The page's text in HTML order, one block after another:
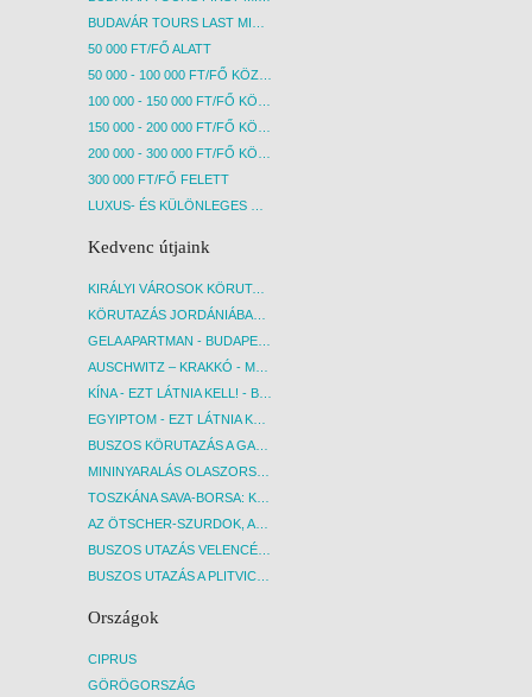
BUDAVÁR TOURS LAST MINUTE AKCIÓS UTAK
50 000 FT/FŐ ALATT
50 000 - 100 000 FT/FŐ KÖZÖTT
100 000 - 150 000 FT/FŐ KÖZÖTT
150 000 - 200 000 FT/FŐ KÖZÖTT
200 000 - 300 000 FT/FŐ KÖZÖTT
300 000 FT/FŐ FELETT
LUXUS- ÉS KÜLÖNLEGES UTAK
Kedvenc útjaink
KIRÁLYI VÁROSOK KÖRUTAZÁS KÖZVETLEN REPÜLŐJÁRATTAL - BUDAPEST, REPÜLŐ
KÖRUTAZÁS JORDÁNIÁBAN, HOLT-TENGERI PIHENÉSSEL - BUDAPEST, REPÜLŐ
GELA APARTMAN - BUDAPEST, REPÜLŐ
AUSCHWITZ – KRAKKÓ - MEGRÁZÓ IDŐUTAZÁS! - BUDAPEST, BUSZ
KÍNA - EZT LÁTNIA KELL! - BUDAPEST, REPÜLŐ
EGYIPTOM - EZT LÁTNIA KELL! - BUDAPEST, REPÜLŐ
BUSZOS KÖRUTAZÁS A GARDA-TÓ KÖRNYÉKÉN - BUDAPEST, BUSZ
MININYARALÁS OLASZORSZÁGBAN: ÉSZAK-OLASZ GYÖNGYSZEMEK NYOMÁBAN - BUDAPEST, BUSZ
TOSZKÁNA SAVA-BORSA: KÓSTOLÓK ÉS KULTURÁLIS UTAZÁS - BUDAPEST, BUSZ
AZ ÖTSCHER-SZURDOK, AUSZTRIA GRAND CANYONJA - BUDAPEST, BUSZ
BUSZOS UTAZÁS VELENCÉBE - BUDAPEST, BUSZ
BUSZOS UTAZÁS A PLITVICEI-TAVAK NEMZETI PARKBA - BUDAPEST, BUSZ
Országok
CIPRUS
GÖRÖGORSZÁG